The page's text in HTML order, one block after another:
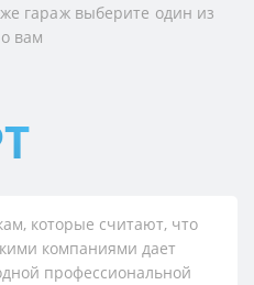
гараж выберите один из
вам
которые считают, что
компаниями дает
профессиональной